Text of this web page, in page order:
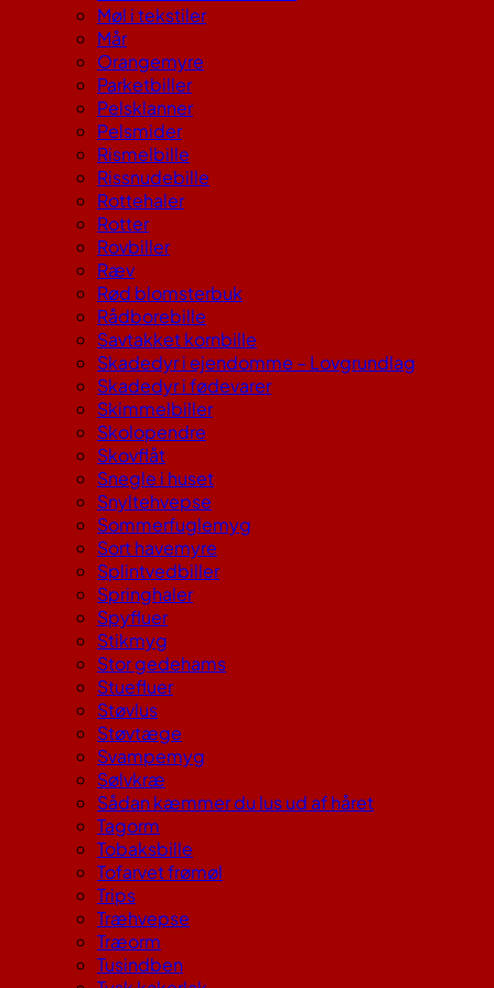
Møl i tekstiler
Mår
Orangemyre
Parketbiller
Pelsklanner
Pelsmider
Rismelbille
Rissnudebille
Rottehaler
Rotter
Rovbiller
Ræv
Rød blomsterbuk
Rådborebille
Savtakket kornbille
Skadedyr i ejendomme – Lovgrundlag
Skadedyr i fødevarer
Skimmelbiller
Skolopendre
Skovflåt
Snegle i huset
Snyltehvepse
Sommerfuglemyg
Sort havemyre
Splintvedbiller
Springhaler
Spyfluer
Stikmyg
Stor gedehams
Stuefluer
Støvlus
Støvtæge
Svampemyg
Sølvkræ
Sådan kæmmer du lus ud af håret
Tagorm
Tobaksbille
Tofarvet frømøl
Trips
Træhvepse
Træorm
Tusindben